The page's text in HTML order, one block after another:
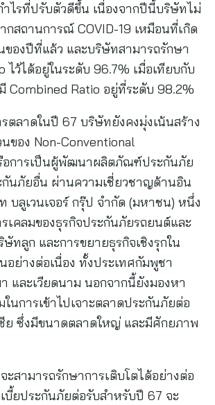
ไรที่ปรับตัวดีขึ้น เนื่องจากปีนี้บริษัทไม่
กสถานการณ์ COVID-19 เหมือนที่เกิด
ของปีที่แล้ว และบริษัทสามารถรักษา
ไว้ได้อยู่ในระดับ 96.7% เมื่อเทียบกับ
Combined Ratio อยู่ที่ระดับ 98.2%
ตลาดในปี 67 บริษัทยังคงมุ่งเน้นสร้าง
ของ Non-Conventional
อการเป็นผู้พัฒนาผลิตภัณฑ์ประกันภัย
นภัยอื่น ผ่านความเชี่ยวชาญด้านอิน
บลูเวนเจอร์ กรุ๊ป จำกัด (มหาชน) หนึ่ง
เคลมของธุรกิจประกันภัยรถยนต์และ
ทลูก และการขยายธุรกิจเชิงรุกใน
อย่างต่อเนื่อง ทั้งประเทศกัมพูชา
และเวียดนาม นอกจากนี้ยังมองหา
ในการเข้าไปเจาะตลาดประกันภัยต่อ
ย ซึ่งมีขนาดตลาดใหญ่ และมีศักยภาพ
ะสามารถรักษาการเติบโตได้อย่างต่อ
บี้ยประกันภัยต่อรับสำหรับปี 67 จะ